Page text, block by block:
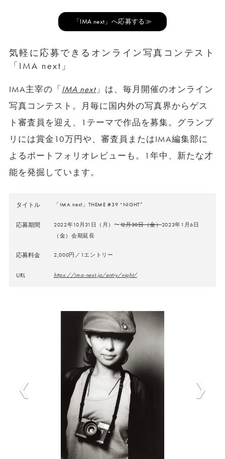
「IMA next」へ応募する≫
気軽に応募できるオンライン写真コンテスト
「IMA next」
IMA主宰の「 IMA next」は、毎月開催のオンライン
写真コンテスト。月毎に国内外の写真界からゲス
ト審査員を迎え、1テーマで作品を募集。グランプ
リには賞金10万円や、審査員またはIMA編集部に
よるポートフォリオレビューも。1年中、新たな才
能を発掘しています。
タイトル 「IMA next」THEME #39 “NIGHT”
応募期間 2022年10月31日（月）〜12月30日（金）2023年1月6日
（金）会期延長
応募料金 2,000円／1エントリー
URL https://ima-next.jp/entry/night/